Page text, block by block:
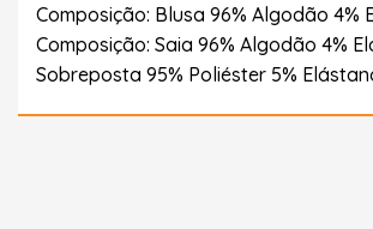
Composição: Blusa 96% Algodão 4%
Composição: Saia 96% Algodão 4%
Sobreposta 95% Poliéster 5%